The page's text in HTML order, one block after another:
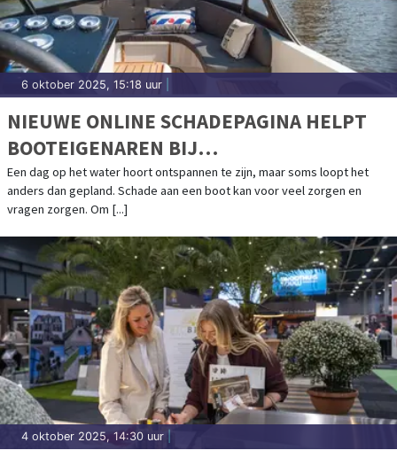
6 oktober 2025, 15:18 uur
NIEUWE ONLINE SCHADEPAGINA HELPT
BOOTEIGENAREN BIJ
SCHADEAFHANDELING
Een dag op het water hoort ontspannen te zijn, maar soms loopt het
anders dan gepland. Schade aan een boot kan voor veel zorgen en
vragen zorgen. Om [...]
4 oktober 2025, 14:30 uur